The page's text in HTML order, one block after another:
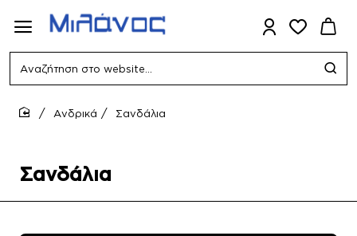
Αναζήτηση
website...
Σανδάλια
Ανδρικά Σανδάλια